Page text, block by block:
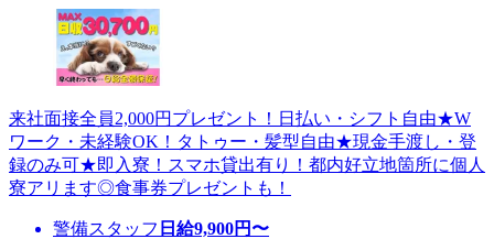
来社面接全員2,000円プレゼント！日払い・シフト自由★W
ワーク・未経験OK！タトゥー・髪型自由★現金手渡し・登
録のみ可★即入寮！スマホ貸出有り！都内好立地箇所に個人
寮アリます◎食事券プレゼントも！
警備スタッフ 日給9,900円〜